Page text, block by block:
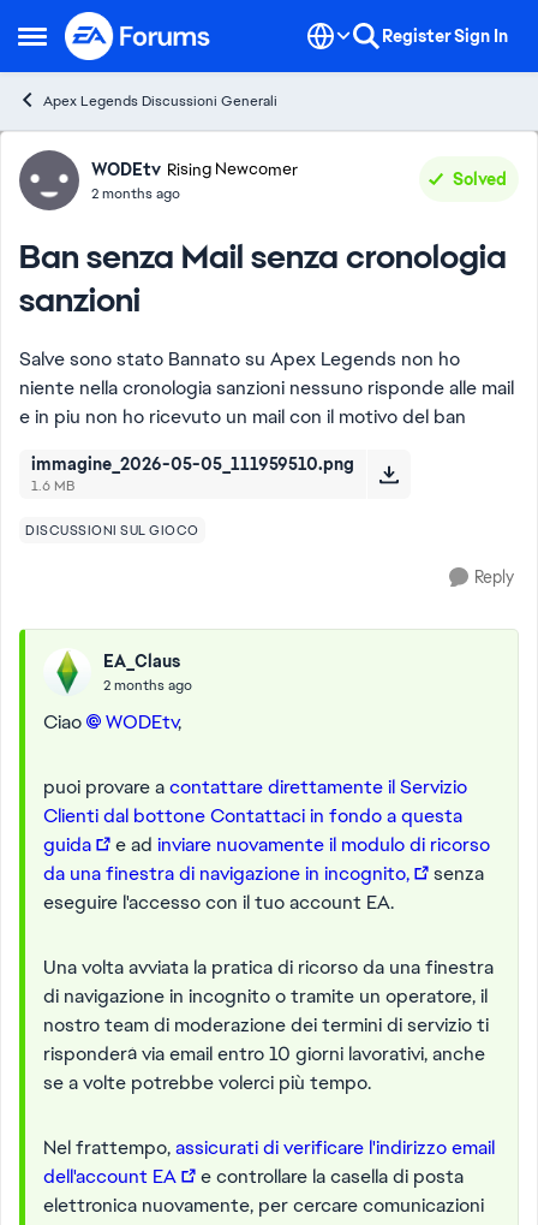
Open Side Menu
Skip to content RegisterSign In
Apex Legends Discussioni Generali
Forum Discussion
WODEtv Rising Newcomer
2 months ago
Solved
Ban senza Mail senza cronologia
sanzioni
Salve sono stato Bannato su Apex Legends non ho
niente nella cronologia sanzioni nessuno risponde alle mail
e in piu non ho ricevuto un mail con il motivo del ban
immagine_2026-05-05_111959510.png
1.6 MB
DISCUSSIONI SUL GIOCO
Reply
EA_Claus
2 months ago
Ciao WODEtv​,
puoi provare acontattare direttamente il Servizio
Clienti dal bottone Contattaci in fondo a questa
guida
e ad inviare nuovamente il modulo di ricorso
da una finestra di navigazione in incognito,
senza
eseguire l'accesso con il tuo account EA.
Una volta avviata la pratica di ricorso da una finestra
di navigazione in incognito o tramite un operatore, il
nostro team di moderazione dei termini di servizio ti
risponderà via email entro 10 giorni lavorativi, anche
se a volte potrebbe volerci più tempo.
Nel frattempo,assicurati di verificare l'indirizzo email
dell'account EA
e controllare la casella di posta
elettronica nuovamente, per cercare comunicazioni